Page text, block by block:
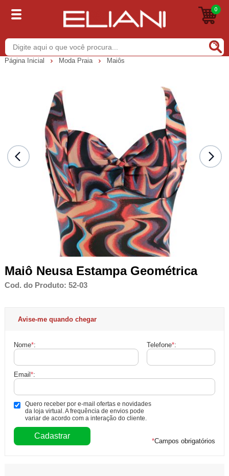
0
Página Inicial Moda Praia Maiôs
Maiô Neusa Estampa Geométrica
Cod. do Produto: 52-03
Avise-me quando chegar
Nome*: Telefone*:
Email*:
Quero receber por e-mail ofertas e novidades
da loja virtual. A frequência de envios pode
variar de acordo com a interação do cliente.
*Campos obrigatórios